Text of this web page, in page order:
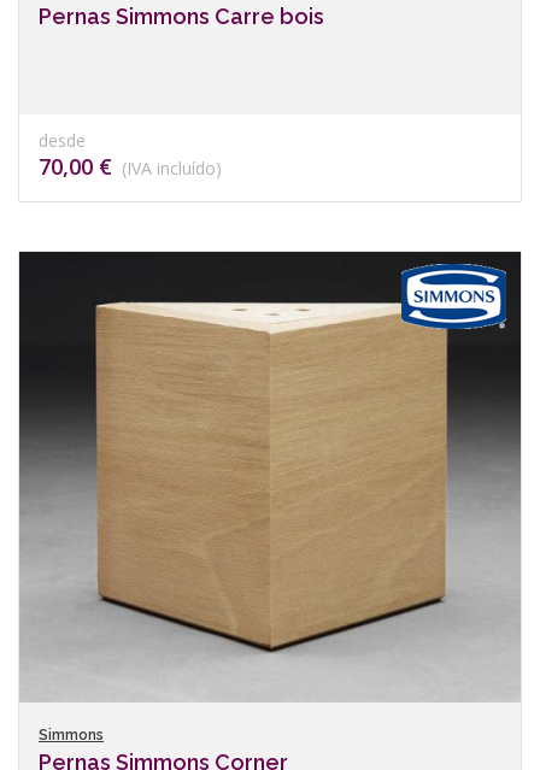
Pernas Simmons Carre bois
desde
70,00 € (IVA incluído)
Simmons
Pernas Simmons Corner